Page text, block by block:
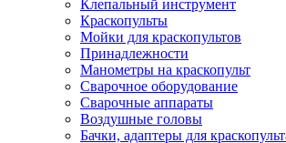
Клепальный инструмент
Краскопульты
Мойки для краскопультов
Принадлежности
Манометры на краскопульт
Сварочное оборудование
Сварочные аппараты
Воздушные головы
Бачки, адаптеры для